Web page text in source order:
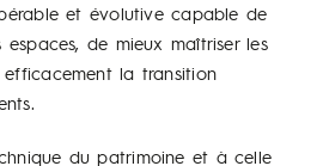
et évolutive capable de
de mieux maîtriser les
la transition
du patrimoine et à celle